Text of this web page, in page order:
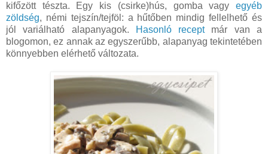
kifőzött tészta. Egy kis (csirke)hús, gomba vagy egyéb
zöldség, némi tejszín/tejföl: a hűtőben mindig fellelhető és
jól variálható alapanyagok.
Hasonló receptmár van a
blogomon, ez annak az egyszerűbb, alapanyag tekintetében
könnyebben elérhető változata.